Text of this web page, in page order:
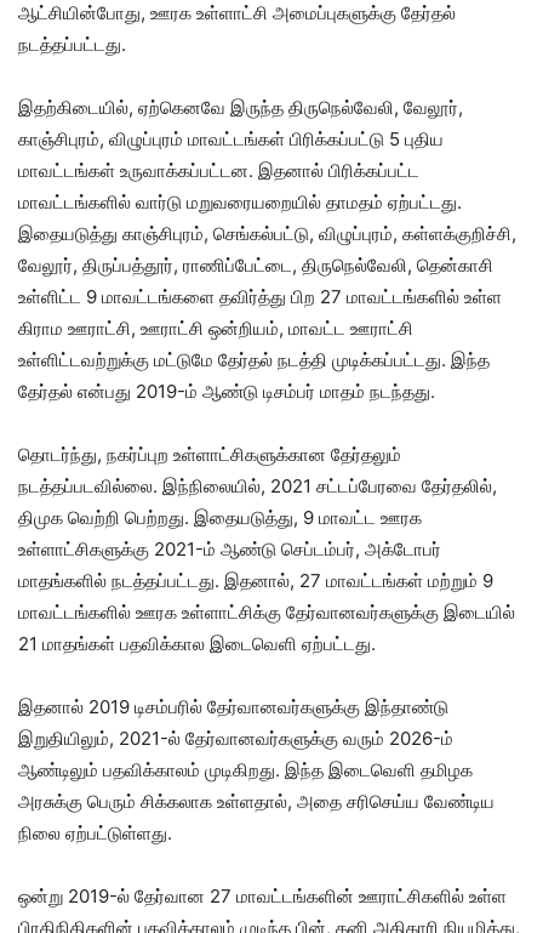
ஆட்சியின்போது, ஊரக உள்ளாட்சி அமைப்புகளுக்கு தேர்தல்
நடத்தப்பட்டது.
இதற்கிடையில், ஏற்கெனவே இருந்த திருநெல்வேலி, வேலூர்,
காஞ்சிபுரம், விழுப்புரம் மாவட்டங்கள் பிரிக்கப்பட்டு 5 புதிய
மாவட்டங்கள் உருவாக்கப்பட்டன. இதனால் பிரிக்கப்பட்ட
மாவட்டங்களில் வார்டு மறுவரையறையில் தாமதம் ஏற்பட்டது.
இதையடுத்து காஞ்சிபுரம், செங்கல்பட்டு, விழுப்புரம், கள்ளக்குறிச்சி,
வேலூர், திருப்பத்தூர், ராணிப்பேட்டை, திருநெல்வேலி, தென்காசி
உள்ளிட்ட 9 மாவட்டங்களை தவிர்த்து பிற 27 மாவட்டங்களில் உள்ள
கிராம ஊராட்சி, ஊராட்சி ஒன்றியம், மாவட்ட ஊராட்சி
உள்ளிட்டவற்றுக்கு மட்டுமே தேர்தல் நடத்தி முடிக்கப்பட்டது. இந்த
தேர்தல் என்பது 2019-ம் ஆண்டு டிசம்பர் மாதம் நடந்தது.
தொடர்ந்து, நகர்ப்புற உள்ளாட்சிகளுக்கான தேர்தலும்
நடத்தப்படவில்லை. இந்நிலையில், 2021 சட்டப்பேரவை தேர்தலில்,
திமுக வெற்றி பெற்றது. இதையடுத்து, 9 மாவட்ட ஊரக
உள்ளாட்சிகளுக்கு 2021-ம் ஆண்டு செப்டம்பர், அக்டோபர்
மாதங்களில் நடத்தப்பட்டது. இதனால், 27 மாவட்டங்கள் மற்றும் 9
மாவட்டங்களில் ஊரக உள்ளாட்சிக்கு தேர்வானவர்களுக்கு இடையில்
21 மாதங்கள் பதவிக்கால இடைவெளி ஏற்பட்டது.
இதனால் 2019 டிசம்பரில் தேர்வானவர்களுக்கு இந்தாண்டு
இறுதியிலும், 2021-ல் தேர்வானவர்களுக்கு வரும் 2026-ம்
ஆண்டிலும் பதவிக்காலம் முடிகிறது. இந்த இடைவெளி தமிழக
அரசுக்கு பெரும் சிக்கலாக உள்ளதால், அதை சரிசெய்ய வேண்டிய
நிலை ஏற்பட்டுள்ளது.
ஒன்று 2019-ல் தேர்வான 27 மாவட்டங்களின் ஊராட்சிகளில் உள்ள
பிரதிநிதிகளின் பதவிக்காலம் முடிந்த பின், தனி அதிகாரி நியமித்து,